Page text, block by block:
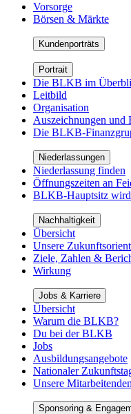
Vorsorge
Börsen & Märkte
Kundenporträts
Portrait
Die BLKB im
Leitbild
Organisation
Auszeichnungen und
Die BLKB-
Niederlassungen
Niederlassung finden
Öffnungszeiten an
BLKB-Hauptsitz wird
Nachhaltigkeit
Übersicht
Unsere
Ziele, Zahlen &
Wirkung
Jobs & Karriere
Übersicht
Warum die BLKB?
Du bei der BLKB
Jobs
Ausbildungsangebote
Nationaler
Unsere
Sponsoring &